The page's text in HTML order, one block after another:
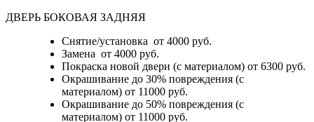
ДВЕРЬ БОКОВАЯ ЗАДНЯЯ
Снятие/установка от 4000 руб.
Замена от 4000 руб.
Покраска новой двери (с материалом) от 6300 руб.
Окрашивание до 30% повреждения (с
материалом) от 11000 руб.
Окрашивание до 50% повреждения (с
материалом) от 11000 руб.